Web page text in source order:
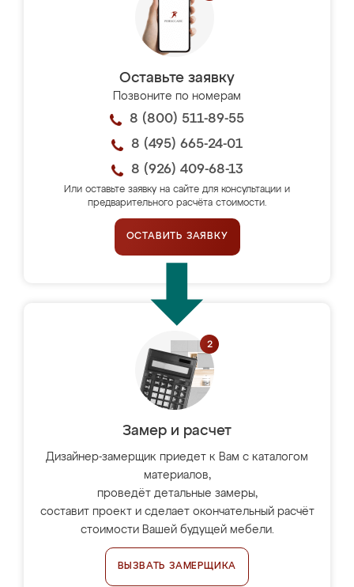
Оставьте заявку
Позвоните по номерам
8 (800) 511-89-55
8 (495) 665-24-01
8 (926) 409-68-13
Или оставьте заявку на сайте для консультации и
предварительного расчёта стоимости.
ОСТАВИТЬ ЗАЯВКУ
Замер и расчет
Дизайнер-замерщик приедет к Вам с каталогом
материалов,
проведёт детальные замеры,
составит проект и сделает окончательный расчёт
стоимости Вашей будущей мебели.
ВЫЗВАТЬ ЗАМЕРЩИКА